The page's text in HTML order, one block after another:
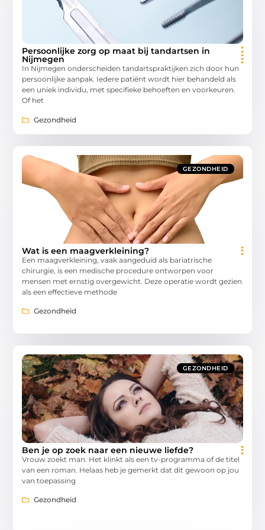
Persoonlijke zorg op maat bij tandartsen in
Nijmegen
In Nijmegen onderscheiden tandartspraktijken zich door hun
persoonlijke aanpak. Iedere patiënt wordt hier behandeld als
een uniek individu, met specifieke behoeften en voorkeuren.
Of het
Gezondheid
GEZONDHEID
Wat is een maagverkleining?
Een maagverkleining, vaak aangeduid als bariatrische
chirurgie, is een medische procedure ontworpen voor
mensen met ernstig overgewicht. Deze operatie wordt gezien
als een effectieve methode
Gezondheid
GEZONDHEID
Ben je op zoek naar een nieuwe liefde?
Vrouw zoekt man. Het klinkt als een tv-programma of de titel
van een roman. Helaas heb je gemerkt dat dit gewoon op jou
van toepassing
Gezondheid